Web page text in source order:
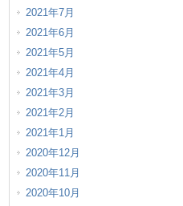
2021年7月
2021年6月
2021年5月
2021年4月
2021年3月
2021年2月
2021年1月
2020年12月
2020年11月
2020年10月